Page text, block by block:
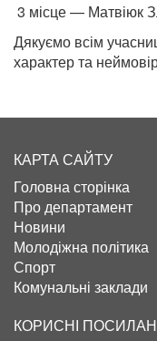
3 місце — Матвіюк
Дякуємо всім
характер та
КАРТА САЙТУ
Головна сторінка
Про департамент
Новини
Молодіжна політика
Спорт
Комунальні заклади
КОРИСНІ